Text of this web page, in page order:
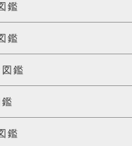
鑑
鑑
鑑
鑑